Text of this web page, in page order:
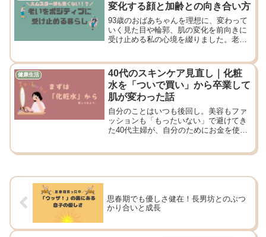
変化する顔と加齢との向き合い方
93歳のおばあちゃんを理想に、変わって
いく見た目や輪郭、肌の変化を前向きに
受け止める私の心境を綴りました。老い
健康生活
40代のスキンケア見直し｜化粧
水を「ついで買い」から卒業して
肌が変わった話
自分のことはいつも後回し。美容もファ
ッションも「もったいない」で避けてき
た40代主婦が、自分のためにお金を使う
思春期でも優しさ健在！長男坊とのぶつ
かり合いと成長